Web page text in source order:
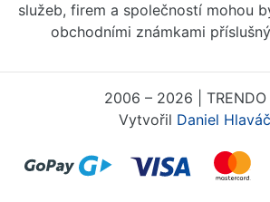
služeb, firem a společností mohou
obchodními známkami
2006 – 2026 | TRENDO
Vytvořil Daniel